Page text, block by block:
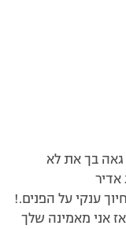
גאה בך את לא
ענקי על הפנים.!
אני מאמינה שלך